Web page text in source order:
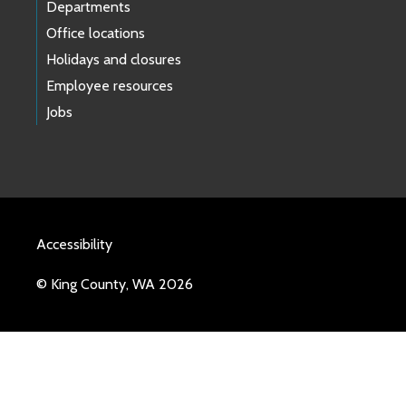
Departments
Office locations
Holidays and closures
Employee resources
Jobs
Accessibility
© King County, WA 2026